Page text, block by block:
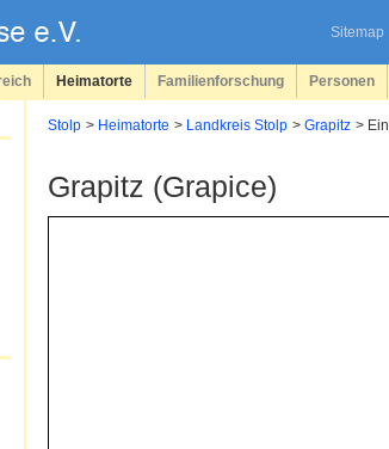
Sitemap
Heimatorte Familienforschung Personen
Stolp Heimatorte Landkreis Stolp Grapitz
Grapitz (Grapice)